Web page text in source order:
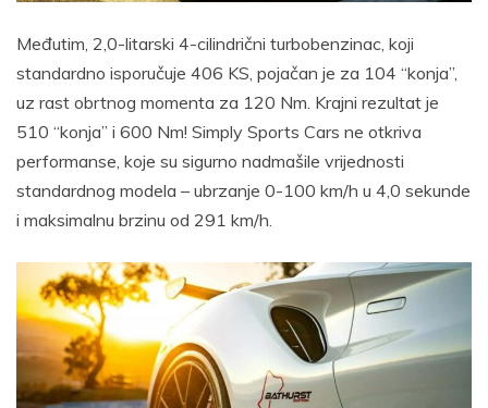
Međutim, 2,0-litarski 4-cilindrični turbobenzinac, koji
standardno isporučuje 406 KS, pojačan je za 104 “konja”,
uz rast obrtnog momenta za 120 Nm. Krajni rezultat je
510 “konja” i 600 Nm! Simply Sports Cars ne otkriva
performanse, koje su sigurno nadmašile vrijednosti
standardnog modela – ubrzanje 0-100 km/h u 4,0 sekunde
i maksimalnu brzinu od 291 km/h.